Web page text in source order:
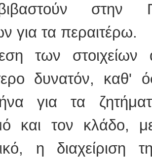
στην
για τα περαιτέρω.
των στοιχείων
δυνατόν, καθ'
για τα
και τον κλάδο,
η διαχείριση